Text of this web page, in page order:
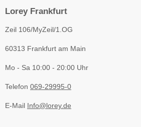
Lorey Frankfurt
Zeil 106/MyZeil/1.OG
60313 Frankfurt am Main
Mo - Sa 10:00 - 20:00 Uhr
Telefon 069-29995-0
E-Mail Info@lorey.de